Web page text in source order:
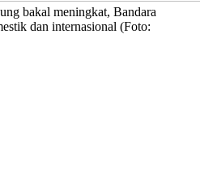
bakal meningkat, Bandara
dan internasional (Foto: